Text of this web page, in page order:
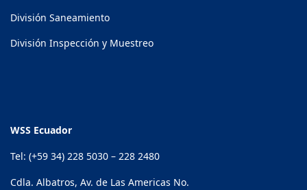
División Saneamiento
División Inspección y Muestreo
WSS Ecuador
Tel: (+59 34) 228 5030 – 228 2480
Cdla. Albatros, Av. de Las Americas No.